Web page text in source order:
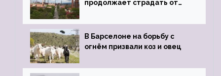
продолжает страдать от
В Барселоне на борьбу с
огнём призвали коз и овец